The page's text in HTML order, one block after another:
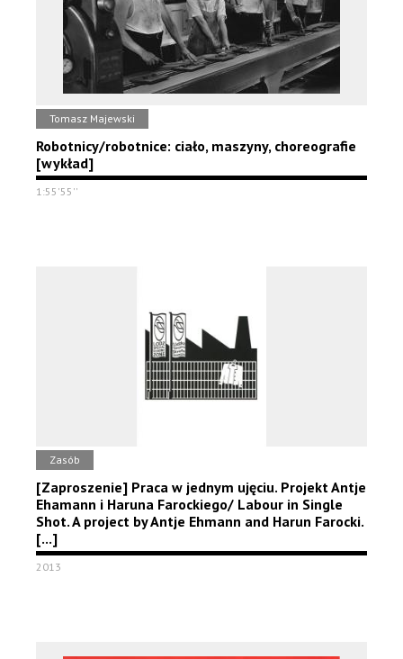
Tomasz Majewski
Robotnicy/robotnice: ciało, maszyny, choreografie
[wykład]
1:55'55''
Zasób
[Zaproszenie] Praca w jednym ujęciu. Projekt Antje
Ehamann i Haruna Farockiego/ Labour in Single
Shot. A project by Antje Ehmann and Harun Farocki.
[...]
2013